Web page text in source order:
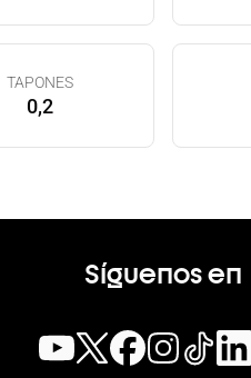
TAPONES
0,2
Síguenos en